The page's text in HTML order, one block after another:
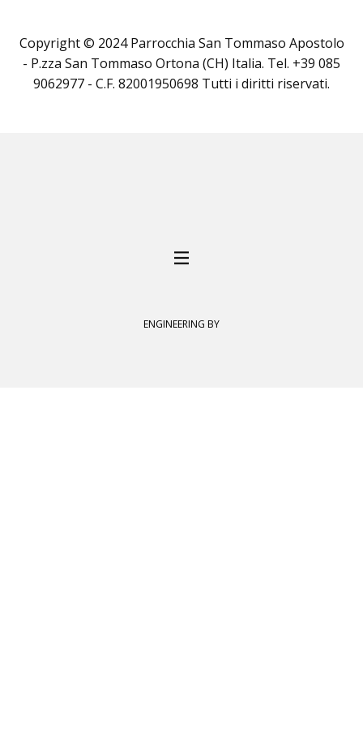
Copyright © 2024 Parrocchia San Tommaso Apostolo
- P.zza San Tommaso Ortona (CH) Italia. Tel. +39 085
9062977 - C.F. 82001950698 Tutti i diritti riservati.
ENGINEERING BY